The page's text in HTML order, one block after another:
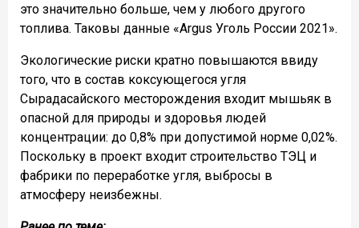
это значительно больше, чем у любого другого
топлива. Таковы данные «Argus Уголь России 2021».
Экологические риски кратно повышаются ввиду
того, что в состав коксующегося угля
Сырадасайского месторождения входит мышьяк в
опасной для природы и здоровья людей
концентрации: до 0,8% при допустимой норме 0,02%.
Поскольку в проект входит строительство ТЭЦ и
фабрики по переработке угля, выбросы в
атмосферу неизбежны.